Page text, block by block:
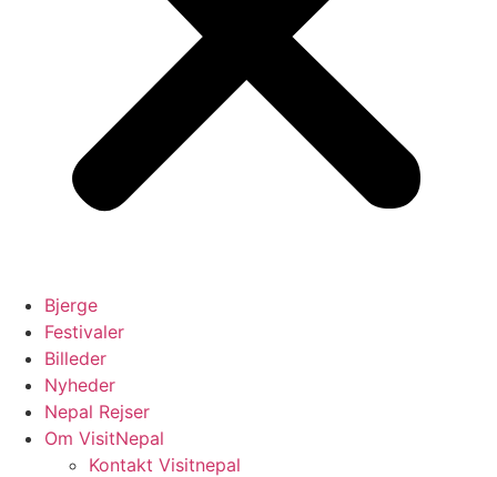
Bjerge
Festivaler
Billeder
Nyheder
Nepal Rejser
Om VisitNepal
Kontakt Visitnepal